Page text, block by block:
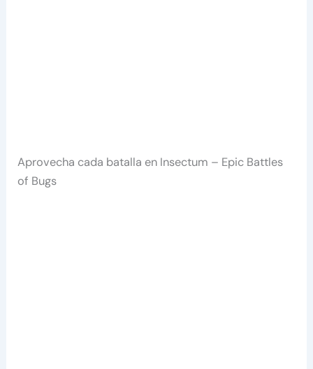
Aprovecha cada batalla en Insectum – Epic Battles
of Bugs